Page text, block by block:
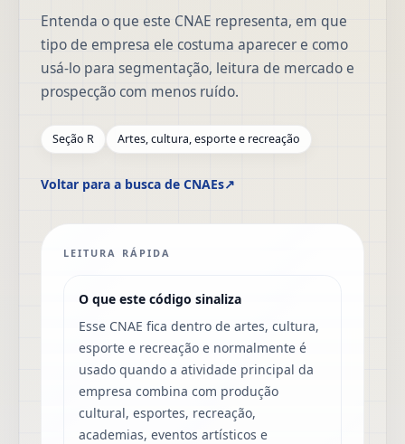
Entenda o que este CNAE representa, em que
tipo de empresa ele costuma aparecer e como
usá-lo para segmentação, leitura de mercado e
prospecção com menos ruído.
Seção R Artes, cultura, esporte e recreação
Voltar para a busca de CNAEs↗
LEITURA RÁPIDA
O que este código sinaliza
Esse CNAE fica dentro de artes, cultura,
esporte e recreação e normalmente é
usado quando a atividade principal da
empresa combina com produção
cultural, esportes, recreação,
academias, eventos artísticos e